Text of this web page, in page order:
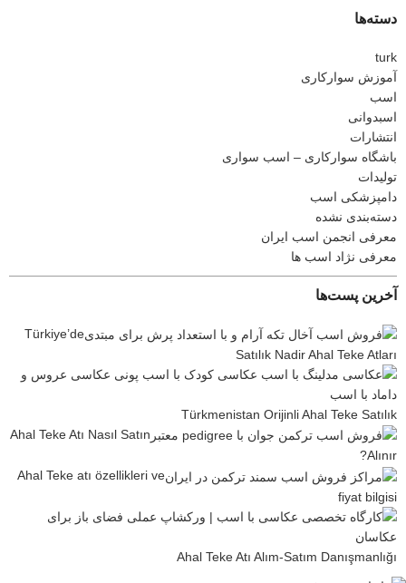
دسته‌ها
turk
آموزش سوارکاری
اسب
اسبدوانی
انتشارات
باشگاه سوارکاری – اسب سواری
تولیدات
دامپزشکی اسب
دسته‌بندی نشده
معرفی انجمن اسب ایران
معرفی نژاد اسب ها
آخرین پست‌ها
Türkiye’de
Satılık Nadir Ahal Teke Atları
Türkmenistan Orijinli Ahal Teke Satılık
Ahal Teke Atı Nasıl Satın
Alınır?
Ahal Teke atı özellikleri ve
fiyat bilgisi
Ahal Teke Atı Alım-Satım Danışmanlığı